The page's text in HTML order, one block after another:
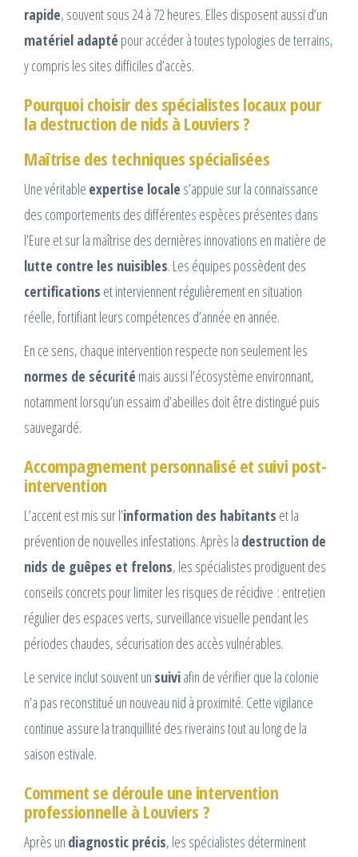
rapide, souvent sous 24 à 72 heures. Elles disposent aussi d’un
matériel adapté pour accéder à toutes typologies de terrains,
y compris les sites difficiles d’accès.
Pourquoi choisir des spécialistes locaux pour
la destruction de nids à Louviers ?
Maîtrise des techniques spécialisées
Une véritable expertise locale s’appuie sur la connaissance
des comportements des différentes espèces présentes dans
l’Eure et sur la maîtrise des dernières innovations en matière de
lutte contre les nuisibles. Les équipes possèdent des
certifications et interviennent régulièrement en situation
réelle, fortifiant leurs compétences d’année en année.
En ce sens, chaque intervention respecte non seulement les
normes de sécurité mais aussi l’écosystème environnant,
notamment lorsqu’un essaim d’abeilles doit être distingué puis
sauvegardé.
Accompagnement personnalisé et suivi post-
intervention
L’accent est mis sur l’information des habitants et la
prévention de nouvelles infestations. Après la destruction de
nids de guêpes et frelons, les spécialistes prodiguent des
conseils concrets pour limiter les risques de récidive : entretien
régulier des espaces verts, surveillance visuelle pendant les
périodes chaudes, sécurisation des accès vulnérables.
Le service inclut souvent un suiviafin de vérifier que la colonie
n’a pas reconstitué un nouveau nid à proximité. Cette vigilance
continue assure la tranquillité des riverains tout au long de la
saison estivale.
Comment se déroule une intervention
professionnelle à Louviers ?
Après un diagnostic précis, les spécialistes déterminent